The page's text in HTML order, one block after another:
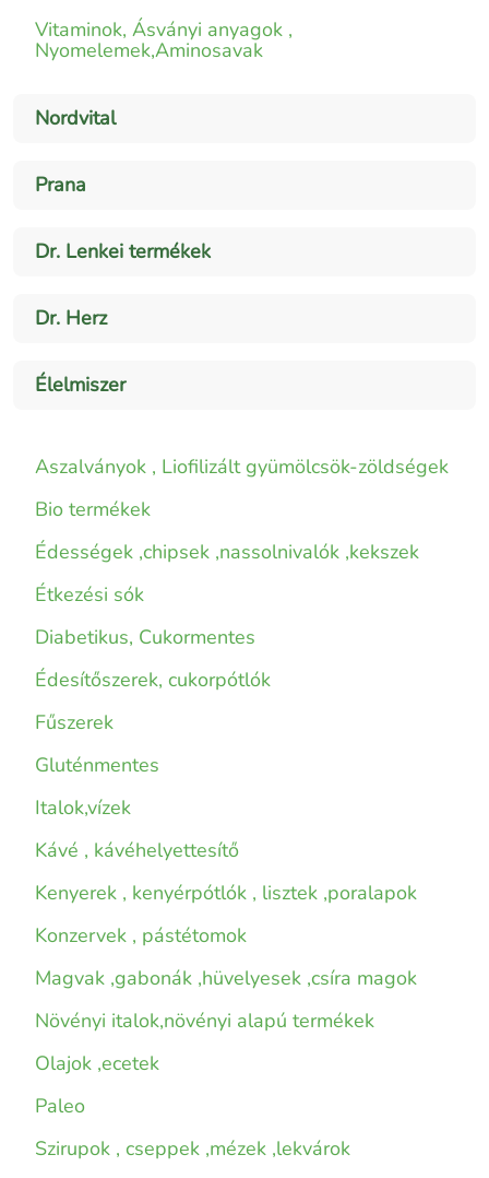
Vitaminok, Ásványi anyagok ,
Nyomelemek,Aminosavak
Nordvital
Prana
Dr. Lenkei termékek
Dr. Herz
Élelmiszer
Aszalványok , Liofilizált gyümölcsök-zöldségek
Bio termékek
Édességek ,chipsek ,nassolnivalók ,kekszek
Étkezési sók
Diabetikus, Cukormentes
Édesítőszerek, cukorpótlók
Fűszerek
Gluténmentes
Italok,vízek
Kávé , kávéhelyettesítő
Kenyerek , kenyérpótlók , lisztek ,poralapok
Konzervek , pástétomok
Magvak ,gabonák ,hüvelyesek ,csíra magok
Növényi italok,növényi alapú termékek
Olajok ,ecetek
Paleo
Szirupok , cseppek ,mézek ,lekvárok